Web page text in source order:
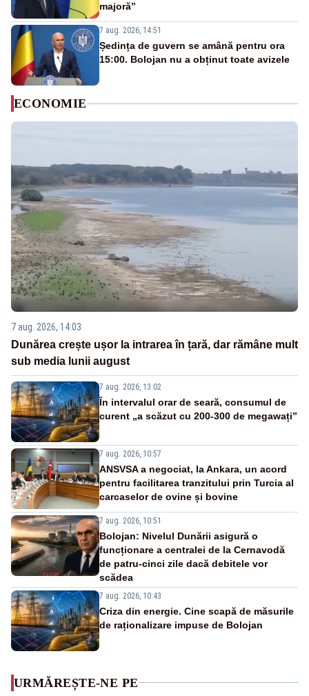
majoră”
7 aug. 2026, 14:51
Ședința de guvern se amână pentru ora
15:00. Bolojan nu a obținut toate avizele
ECONOMIE
7 aug. 2026, 14:03
Dunărea crește ușor la intrarea în țară, dar rămâne mult
sub media lunii august
7 aug. 2026, 13:02
În intervalul orar de seară, consumul de
curent „a scăzut cu 200-300 de megawați”
7 aug. 2026, 10:57
ANSVSA a negociat, la Ankara, un acord
pentru facilitarea tranzitului prin Turcia al
carcaselor de ovine și bovine
7 aug. 2026, 10:51
Bolojan: Nivelul Dunării asigură o
funcționare a centralei de la Cernavodă
de patru-cinci zile dacă debitele vor
scădea
7 aug. 2026, 10:43
Criza din energie. Cine scapă de măsurile
de raționalizare impuse de Bolojan
URMĂREȘTE-NE PE